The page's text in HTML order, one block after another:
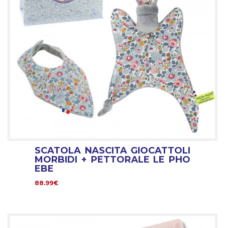
SCATOLA NASCITA GIOCATTOLI
MORBIDI + PETTORALE LE PHO
EBE
88.99€